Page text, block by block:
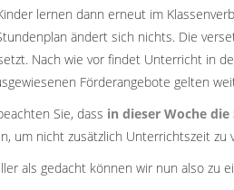
lernen dann erneut im
ändert sich nichts. Die
Nach wie vor findet Unterricht in
Förderangebote gelten
Sie, dass in dieser Woche
um nicht zusätzlich Unterrichtszeit zu
als gedacht können wir nun also zu